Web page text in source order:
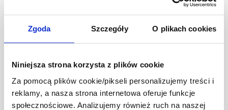
Zgoda Szczegóły O plikach cookies
Niniejsza strona korzysta z plików cookie
Za pomocą plików cookie/pikseli personalizujemy treści i
reklamy, a nasza strona internetowa oferuje funkcje
społecznościowe. Analizujemy również ruch na naszej
Develey Sos Mango Chili
225 ml
13,29 zł Ilość +
-